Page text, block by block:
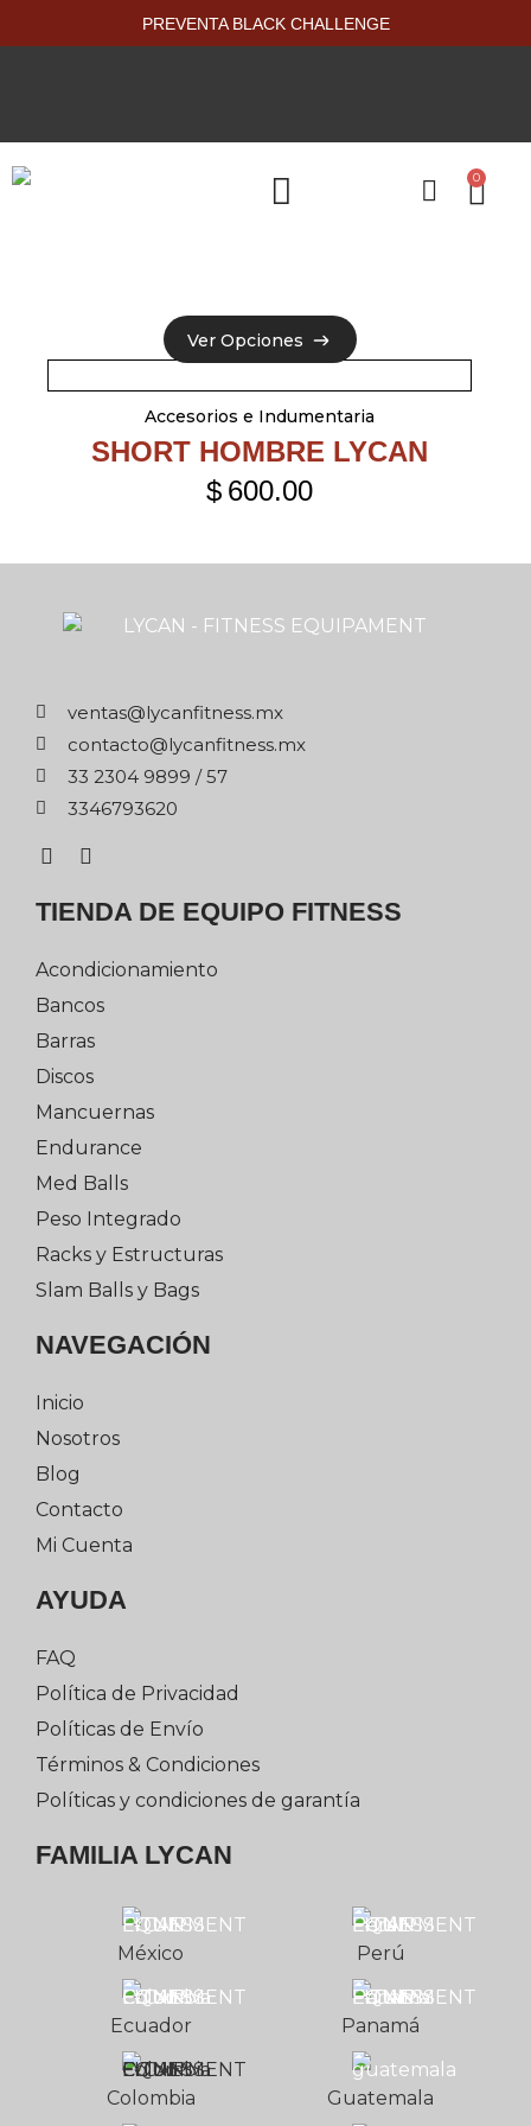
PREVENTA BLACK CHALLENGE
0
Ver Opciones
Ver Opciones
Accesorios e Indumentaria
SHORT HOMBRE LYCAN
$ 600.00
xm.ssentifnacyl@satnev
xm.ssentifnacyl@otcatnoc
75 / 9989 4032 33
0263976433
TIENDA DE EQUIPO FITNESS
Acondicionamiento
Bancos
Barras
Discos
Mancuernas
Endurance
Med Balls
Peso Integrado
Racks y Estructuras
Slam Balls y Bags
NAVEGACIÓN
Inicio
Nosotros
Blog
Contacto
Mi Cuenta
AYUDA
FAQ
Política de Privacidad
Políticas de Envío
Términos & Condiciones
Políticas y condiciones de garantía
FAMILIA LYCAN
México
Ecuador
Colombia
Perú
Panamá
Guatemala